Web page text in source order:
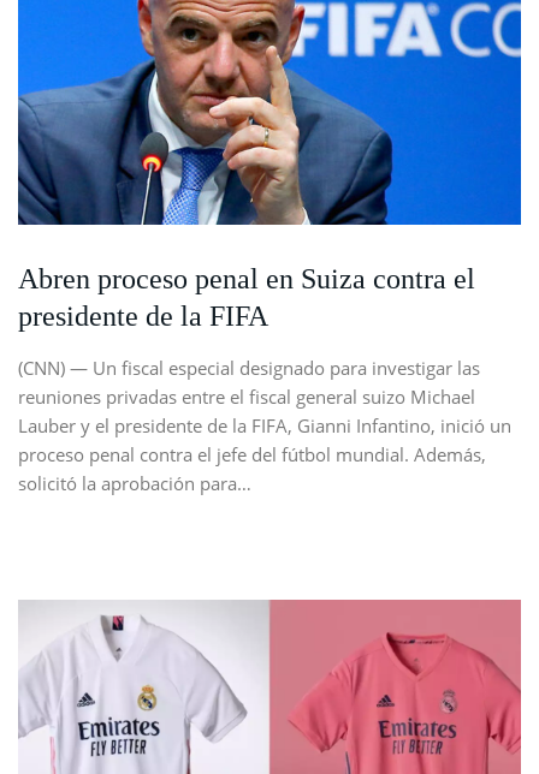
Abren proceso penal en Suiza contra el
presidente de la FIFA
(CNN) — Un fiscal especial designado para investigar las
reuniones privadas entre el fiscal general suizo Michael
Lauber y el presidente de la FIFA, Gianni Infantino, inició un
proceso penal contra el jefe del fútbol mundial. Además,
solicitó la aprobación para…